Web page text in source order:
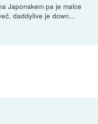
Japonskem pa je malce
daddylive je down...